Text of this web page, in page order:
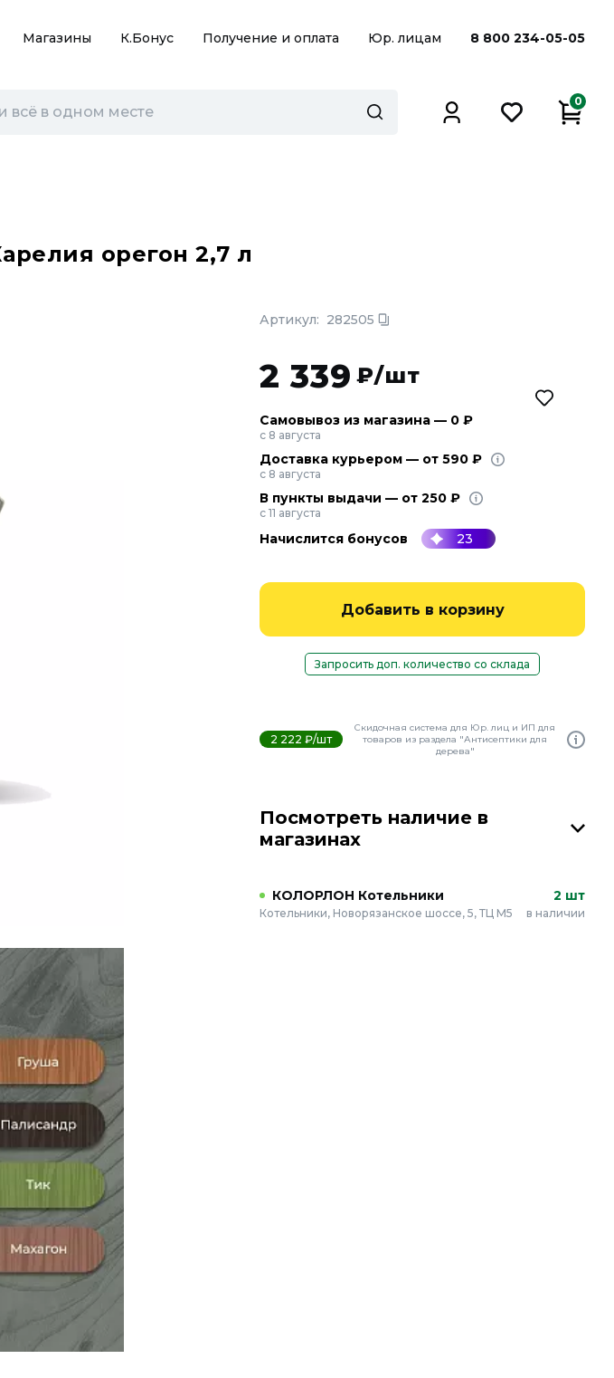
Магазины К.Бонус Получение и оплата Юр. лицам 8 800 234-05-05
0
орегон 2,7 л
Артикул: 282505
2 339 ₽/шт
Самовывоз из магазина — 0 ₽
с 8 августа
Доставка курьером — от 590 ₽
с 8 августа
В пункты выдачи — от 250 ₽
с 11 августа
Начислится бонусов 23
Добавить в корзину
Запросить доп. количество со склада
2 222 ₽/шт
Скидочная система для Юр. лиц и ИП для
товаров из раздела "Антисептики для
дерева"
Посмотреть наличие в
магазинах
КОЛОРЛОН Котельники
Котельники, Новорязанское шоссе, 5, ТЦ М5
2 шт
в наличии